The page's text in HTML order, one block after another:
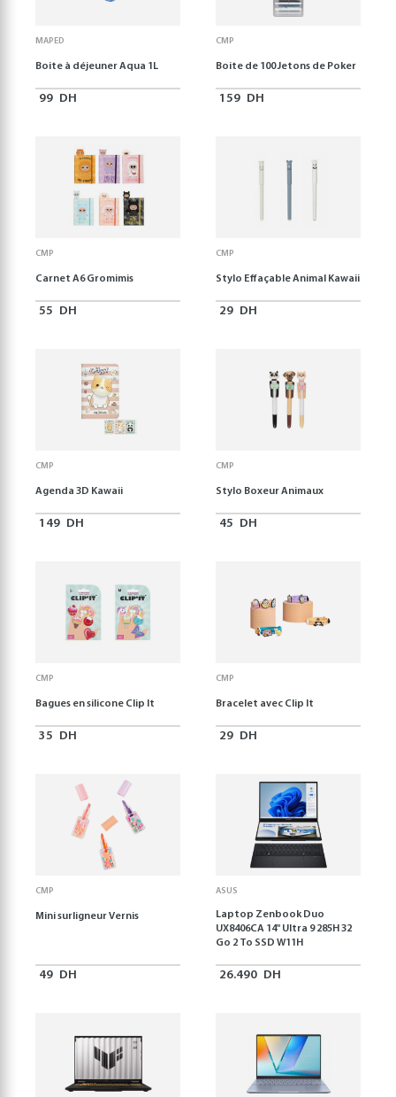
MAPED
Boite à déjeuner Aqua 1L
99 DH
CMP
Boite de 100 Jetons de Poker
159 DH
CMP
Carnet A6 Gromimis
55 DH
CMP
Stylo Effaçable Animal Kawaii
29 DH
CMP
Agenda 3D Kawaii
149 DH
CMP
Stylo Boxeur Animaux
45 DH
CMP
Bagues en silicone Clip It
35 DH
CMP
Bracelet avec Clip It
29 DH
CMP
Mini surligneur Vernis
49 DH
ASUS
Laptop Zenbook Duo
UX8406CA 14'' Ultra 9 285H 32
Go 2 To SSD W11H
26.490 DH